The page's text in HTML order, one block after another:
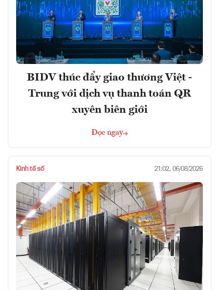
BIDV thúc đẩy giao thương Việt -
Trung với dịch vụ thanh toán QR
xuyên biên giới
Đọc ngay
Kinh tế số 21:02, 06/08/2026